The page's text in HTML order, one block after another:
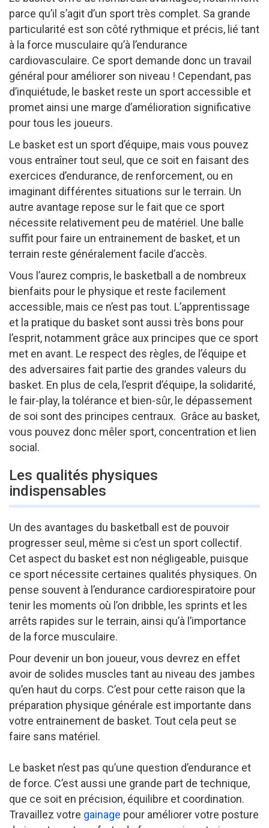
parce qu’il s’agit d’un sport très complet. Sa grande
particularité est son côté rythmique et précis, lié tant
à la force musculaire qu’à l’endurance
cardiovasculaire. Ce sport demande donc un travail
général pour améliorer son niveau ! Cependant, pas
d’inquiétude, le basket reste un sport accessible et
promet ainsi une marge d’amélioration significative
pour tous les joueurs.
Le basket est un sport d’équipe, mais vous pouvez
vous entraîner tout seul, que ce soit en faisant des
exercices d’endurance, de renforcement, ou en
imaginant différentes situations sur le terrain. Un
autre avantage repose sur le fait que ce sport
nécessite relativement peu de matériel. Une balle
suffit pour faire un entrainement de basket, et un
terrain reste généralement facile d’accès.
Vous l’aurez compris, le basketball a de nombreux
bienfaits pour le physique et reste facilement
accessible, mais ce n’est pas tout. L’apprentissage
et la pratique du basket sont aussi très bons pour
l’esprit, notamment grâce aux principes que ce sport
met en avant. Le respect des règles, de l’équipe et
des adversaires fait partie des grandes valeurs du
basket. En plus de cela, l’esprit d’équipe, la solidarité,
le fair-play, la tolérance et bien-sûr, le dépassement
de soi sont des principes centraux. Grâce au basket,
vous pouvez donc mêler sport, concentration et lien
social.
Les qualités physiques
indispensables
Un des avantages du basketball est de pouvoir
progresser seul, même si c’est un sport collectif.
Cet aspect du basket est non négligeable, puisque
ce sport nécessite certaines qualités physiques. On
pense souvent à l’endurance cardiorespiratoire pour
tenir les moments où l’on dribble, les sprints et les
arrêts rapides sur le terrain, ainsi qu’à l’importance
de la force musculaire.
Pour devenir un bon joueur, vous devrez en effet
avoir de solides muscles tant au niveau des jambes
qu’en haut du corps. C’est pour cette raison que la
préparation physique générale est importante dans
votre entrainement de basket. Tout cela peut se
faire sans matériel.
Le basket n’est pas qu’une question d’endurance et
de force. C’est aussi une grande part de technique,
que ce soit en précision, équilibre et coordination.
Travaillez votre gainage pour améliorer votre posture